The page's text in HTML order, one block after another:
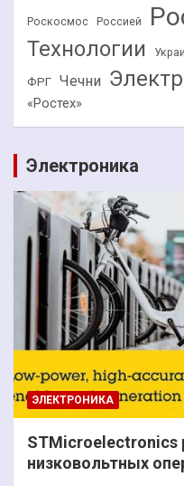
Роскосмос Россией
Технологии
ФРГ Чечни
«Ростех»
Электроника
ЭЛЕКТРОНИКА
STMicroelectronics
низковольтных